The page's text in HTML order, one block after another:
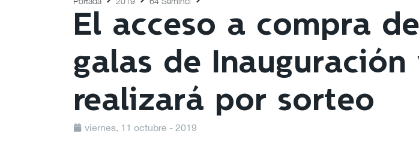
El acceso a compra
galas de Inauguración
realizará por sorteo
viernes, 11 octubre - 2019